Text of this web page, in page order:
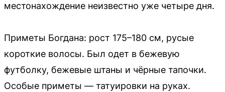
местонахождение неизвестно уже четыре дня.
Приметы Богдана: рост 175–180 см, русые
короткие волосы. Был одет в бежевую
футболку, бежевые штаны и чёрные тапочки.
Особые приметы — татуировки на руках.